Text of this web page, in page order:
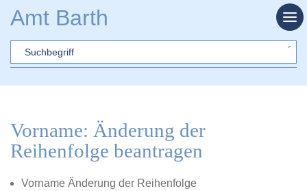
Amt Barth
Sword
Vorname: Änderung der
Reihenfolge beantragen
Vorname Änderung der Reihenfolge